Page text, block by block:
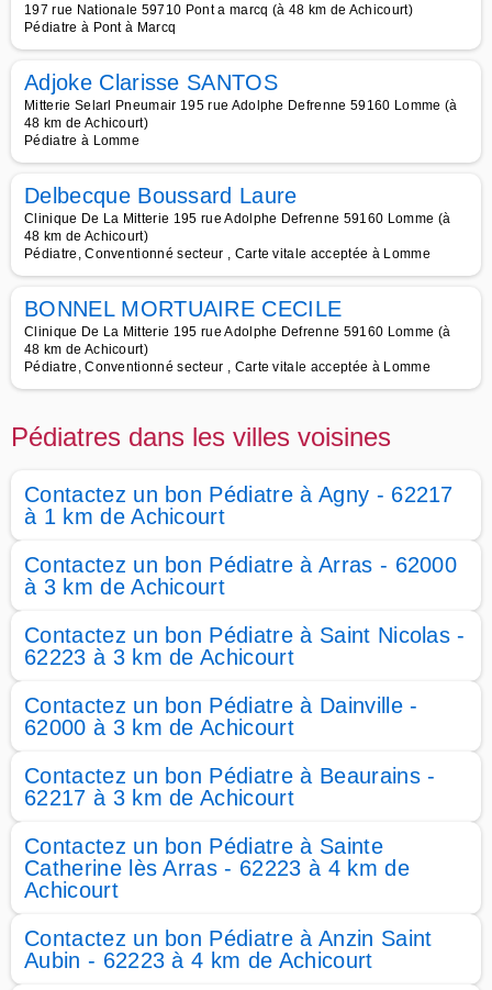
197 rue Nationale 59710 Pont a marcq (à 48 km de Achicourt)
Pédiatre à Pont à Marcq
Adjoke Clarisse SANTOS
Mitterie Selarl Pneumair 195 rue Adolphe Defrenne 59160 Lomme (à
48 km de Achicourt)
Pédiatre à Lomme
Delbecque Boussard Laure
Clinique De La Mitterie 195 rue Adolphe Defrenne 59160 Lomme (à
48 km de Achicourt)
Pédiatre, Conventionné secteur , Carte vitale acceptée à Lomme
BONNEL MORTUAIRE CECILE
Clinique De La Mitterie 195 rue Adolphe Defrenne 59160 Lomme (à
48 km de Achicourt)
Pédiatre, Conventionné secteur , Carte vitale acceptée à Lomme
Pédiatres dans les villes voisines
Contactez un bon Pédiatre à Agny - 62217
à 1 km de Achicourt
Contactez un bon Pédiatre à Arras - 62000
à 3 km de Achicourt
Contactez un bon Pédiatre à Saint Nicolas -
62223 à 3 km de Achicourt
Contactez un bon Pédiatre à Dainville -
62000 à 3 km de Achicourt
Contactez un bon Pédiatre à Beaurains -
62217 à 3 km de Achicourt
Contactez un bon Pédiatre à Sainte
Catherine lès Arras - 62223 à 4 km de
Achicourt
Contactez un bon Pédiatre à Anzin Saint
Aubin - 62223 à 4 km de Achicourt